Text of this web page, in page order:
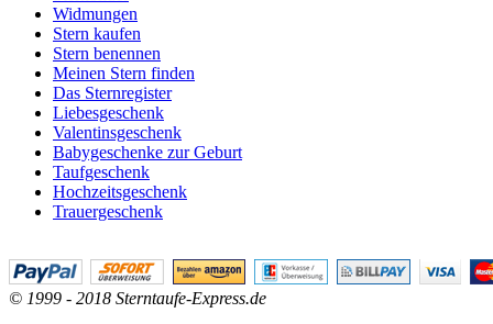
Widmungen
Stern kaufen
Stern benennen
Meinen Stern finden
Das Sternregister
Liebesgeschenk
Valentinsgeschenk
Babygeschenke zur Geburt
Taufgeschenk
Hochzeitsgeschenk
Trauergeschenk
© 1999 - 2018 Sterntaufe-Express.de